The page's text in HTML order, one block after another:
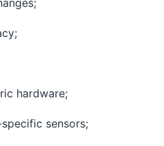
hardware;
specific sensors;